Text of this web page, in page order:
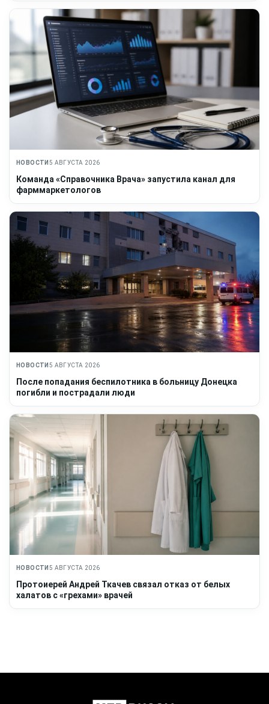
НОВОСТИ 5 АВГУСТА 2026
Команда «Справочника Врача» запустила канал для
фарммаркетологов
НОВОСТИ 5 АВГУСТА 2026
После попадания беспилотника в больницу Донецка
погибли и пострадали люди
НОВОСТИ 5 АВГУСТА 2026
Протоиерей Андрей Ткачев связал отказ от белых
халатов с «грехами» врачей